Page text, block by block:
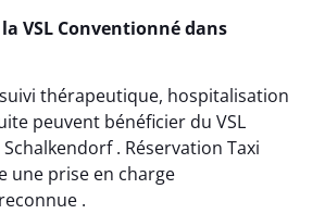
la VSL Conventionné dans
thérapeutique, hospitalisation
peuvent bénéficier du VSL
. Réservation Taxi
une prise en charge
.